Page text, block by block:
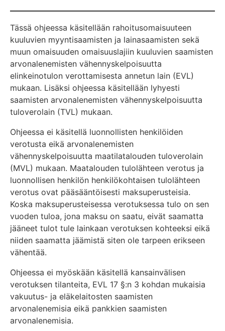
Tässä ohjeessa käsitellään rahoitusomaisuuteen
kuuluvien myyntisaamisten ja lainasaamisten sekä
muun omaisuuden omaisuuslajiin kuuluvien saamisten
arvonalenemisten vähennyskelpoisuutta
elinkeinotulon verottamisesta annetun lain (EVL)
mukaan. Lisäksi ohjeessa käsitellään lyhyesti
saamisten arvonalenemisten vähennyskelpoisuutta
tuloverolain (TVL) mukaan.
Ohjeessa ei käsitellä luonnollisten henkilöiden
verotusta eikä arvonalenemisten
vähennyskelpoisuutta maatilatalouden tuloverolain
(MVL) mukaan. Maatalouden tulolähteen verotus ja
luonnollisen henkilön henkilökohtaisen tulolähteen
verotus ovat pääsääntöisesti maksuperusteisia.
Koska maksuperusteisessa verotuksessa tulo on sen
vuoden tuloa, jona maksu on saatu, eivät saamatta
jääneet tulot tule lainkaan verotuksen kohteeksi eikä
niiden saamatta jäämistä siten ole tarpeen erikseen
vähentää.
Ohjeessa ei myöskään käsitellä kansainvälisen
verotuksen tilanteita, EVL 17 §:n 3 kohdan mukaisia
vakuutus- ja eläkelaitosten saamisten
arvonalenemisia eikä pankkien saamisten
arvonalenemisia.